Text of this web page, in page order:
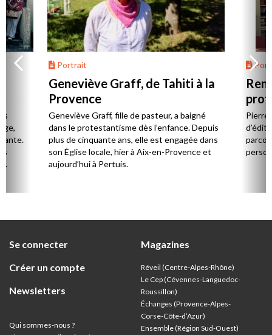
Portrait
Geneviève Graff, de Tahiti à la
Provence
Geneviève Graff, fille de pasteur, a baigné
dans le protestantisme dès l’enfance. Depuis
plus de cinquante ans, elle est engagée dans
son Église locale, hier à Aix-en-Provence et
aujourd’hui à Pertuis.
Se connecter
Créer un compte
Newsletters
Qui sommes-nous ?
Magazines
Réveil (Centre-Alpes-Rhône)
Le Cep (Cévennes-Languedoc-
Roussillon)
Échanges (Provence-Alpes-
Corse-Côte-d’Azur)
Ensemble (Région Sud-Ouest)